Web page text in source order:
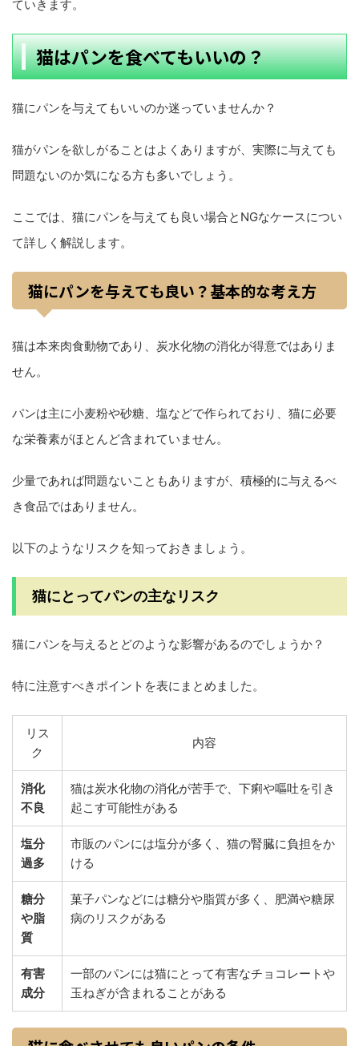
ていきます。
猫はパンを食べてもいいの？
猫にパンを与えてもいいのか迷っていませんか？
猫がパンを欲しがることはよくありますが、実際に与えても
問題ないのか気になる方も多いでしょう。
ここでは、猫にパンを与えても良い場合とNGなケースについ
て詳しく解説します。
猫にパンを与えても良い？基本的な考え方
猫は本来肉食動物であり、炭水化物の消化が得意ではありま
せん。
パンは主に小麦粉や砂糖、塩などで作られており、猫に必要
な栄養素がほとんど含まれていません。
少量であれば問題ないこともありますが、積極的に与えるべ
き食品ではありません。
以下のようなリスクを知っておきましょう。
猫にとってパンの主なリスク
猫にパンを与えるとどのような影響があるのでしょうか？
特に注意すべきポイントを表にまとめました。
リス
ク
内容
消化
不良
猫は炭水化物の消化が苦手で、下痢や嘔吐を引き
起こす可能性がある
塩分
過多
市販のパンには塩分が多く、猫の腎臓に負担をか
ける
糖分
や脂
質
菓子パンなどには糖分や脂質が多く、肥満や糖尿
病のリスクがある
有害
成分
一部のパンには猫にとって有害なチョコレートや
玉ねぎが含まれることがある